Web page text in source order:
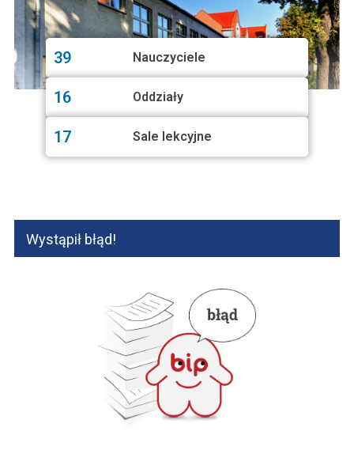
39 Nauczyciele
16 Oddziały
17 Sale lekcyjne
Wystąpił błąd!